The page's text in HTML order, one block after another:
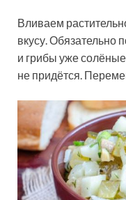
Вливаем
вкусу. Обязательно
и грибы уже
не придётся.